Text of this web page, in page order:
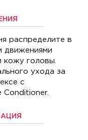
распределите в
движениями
кожу головы.
ухода за
с
Conditioner.